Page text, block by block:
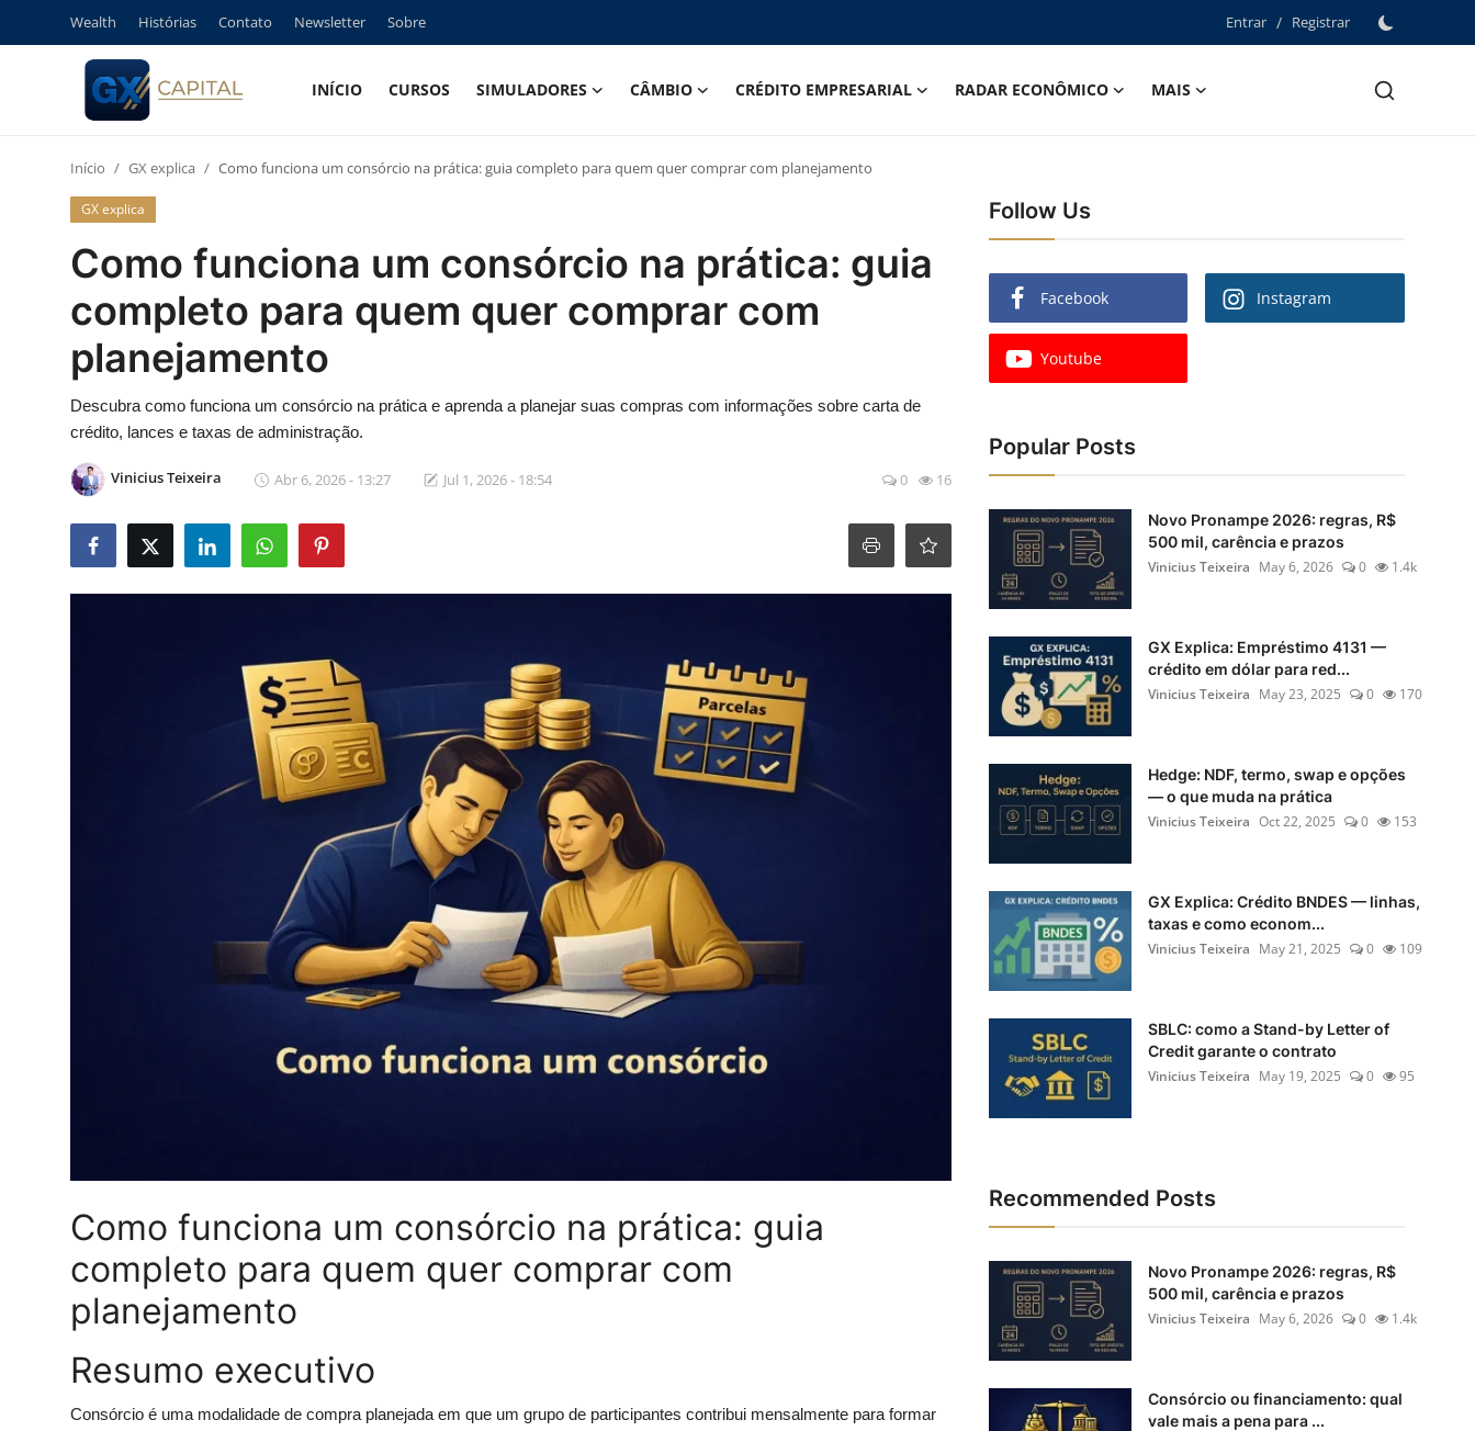
Wealth Histórias Contato Newsletter Sobre Entrar / Registrar
INÍCIO CURSOS SIMULADORES CÂMBIO CRÉDITO EMPRESARIAL RADAR ECONÔMICO
MAIS
Entrar
Histórias
Crédito Empresarial
Início GX explica Como funciona um consórcio na prática: guia completo para quem quer comprar com planejamento
GX explica
Como funciona um consórcio na prática: guia
completo para quem quer comprar com
planejamento
Descubra como funciona um consórcio na prática e aprenda a planejar suas compras com informações sobre carta de
crédito, lances e taxas de administração.
Vinicius Teixeira Abr 6, 2026 - 13:27 Jul 1, 2026 - 18:54 0 16
Como funciona um consórcio na prática: guia
completo para quem quer comprar com
planejamento
Resumo executivo
Consórcio é uma modalidade de compra planejada em que um grupo de participantes contribui mensalmente para formar
Follow Us
Facebook Instagram
Youtube
Popular Posts
Novo Pronampe 2026: regras, R$
500 mil, carência e prazos
Vinicius Teixeira May 6, 2026 0 1.4k
GX Explica: Empréstimo 4131 —
crédito em dólar para red...
Vinicius Teixeira May 23, 2025 0 170
Hedge: NDF, termo, swap e opções
— o que muda na prática
Vinicius Teixeira Oct 22, 2025 0 153
GX Explica: Crédito BNDES — linhas,
taxas e como econom...
Vinicius Teixeira May 21, 2025 0 109
SBLC: como a Stand-by Letter of
Credit garante o contrato
Vinicius Teixeira May 19, 2025 0 95
Recommended Posts
Novo Pronampe 2026: regras, R$
500 mil, carência e prazos
Vinicius Teixeira May 6, 2026 0 1.4k
Consórcio ou financiamento: qual
vale mais a pena para ...